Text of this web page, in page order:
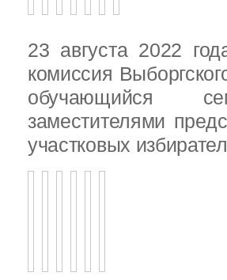
23 августа 2022
комиссия
обучающийся
заместителями
участковых